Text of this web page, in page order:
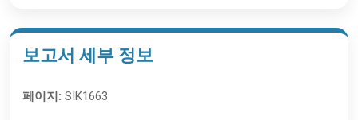
보고서 세부 정보
페이지: SIK1663